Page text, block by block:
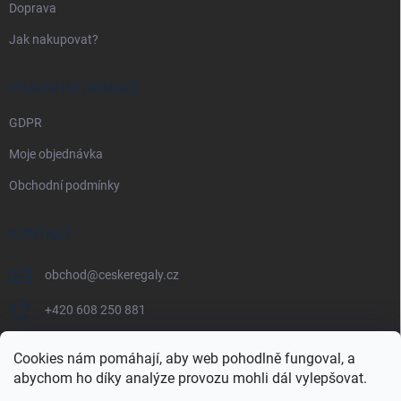
Cookies nám pomáhají, aby web pohodlně fungoval, a
abychom ho díky analýze provozu mohli dál vylepšovat.
Doprava
Jak nakupovat?
PRÁVNÍ INFORMACE
GDPR
Moje objednávka
Obchodní podmínky
KONTAKT
obchod@ceskeregaly.cz
+420 608 250 881